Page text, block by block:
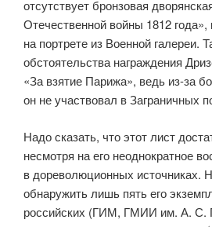
отсутствует бронзовая
Отечественной войны 1812 года»,
на портрете из Военной галереи.
обстоятельства награждения
«За взятие Парижа», ведь из-за
он не участвовал в Заграничных
Надо сказать, что этот лист
несмотря на его неоднократное
в дореволюционных источниках.
обнаружить лишь пять его
российских (ГИМ, ГМИИ им. А. С.